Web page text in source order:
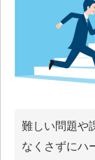
難しい問題や
なくさずにハ